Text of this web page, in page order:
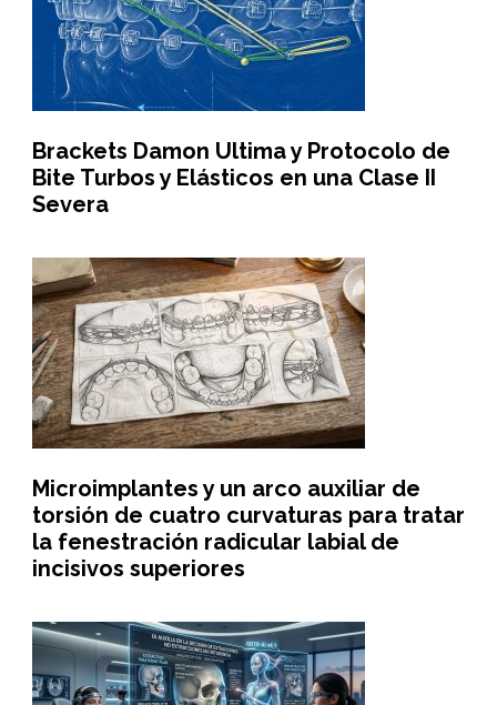
Brackets Damon Ultima y Protocolo de
Bite Turbos y Elásticos en una Clase II
Severa
Microimplantes y un arco auxiliar de
torsión de cuatro curvaturas para tratar
la fenestración radicular labial de
incisivos superiores